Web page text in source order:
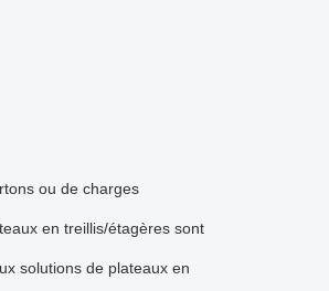
ou de charges
en treillis/étagères sont
solutions de plateaux en